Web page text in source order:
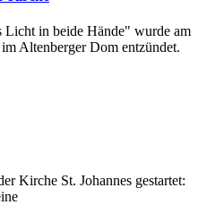
in beide Hände" wurde am
Altenberger Dom entzündet.
Kirche St. Johannes gestartet: